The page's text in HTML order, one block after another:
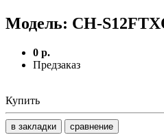
Модель: CH-
0 р.
Предзаказ
Купить
в закладки сравнение